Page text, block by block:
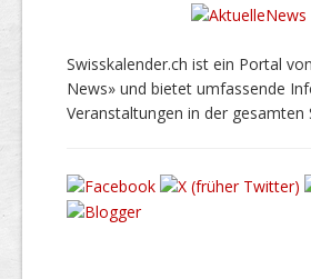
Swisskalender.ch ist ein Portal
News» und bietet umfassende
Veranstaltungen in der gesamten